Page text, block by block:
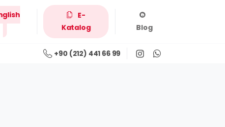
E-
Katalog
Blog
+90 (212) 441 66 99